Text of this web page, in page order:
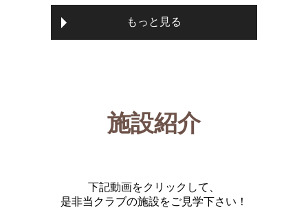
もっと見る
施設紹介
下記動画をクリックして、
是非当クラブの施設をご見学下さい！